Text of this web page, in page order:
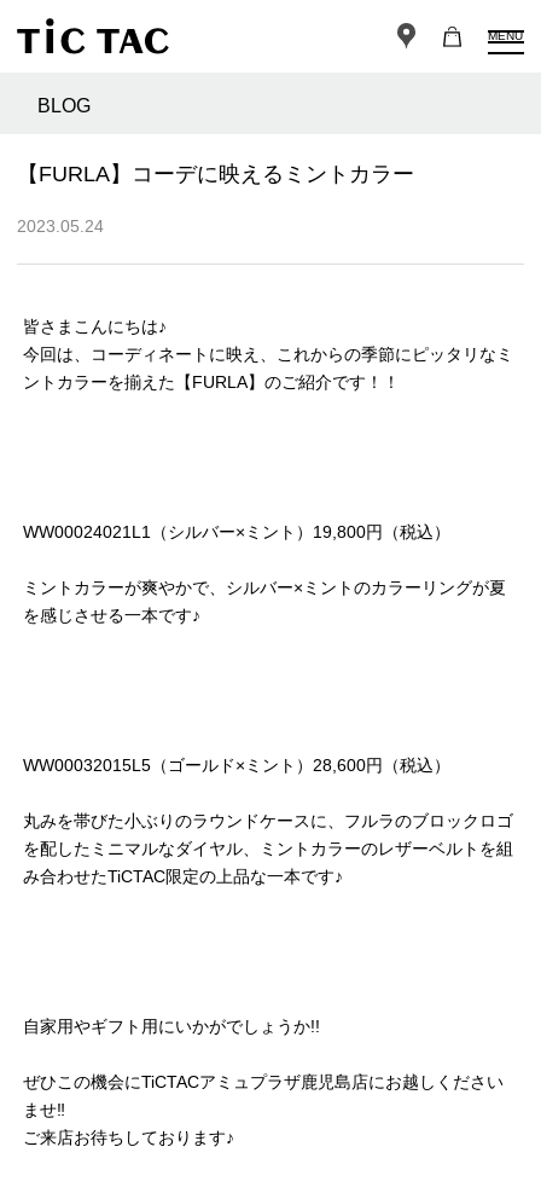
MENU
BLOG
【FURLA】コーデに映えるミントカラー
2023.05.24
皆さまこんにちは♪
今回は、コーディネートに映え、これからの季節にピッタリなミ
ントカラーを揃えた【FURLA】のご紹介です！！
WW00024021L1（シルバー×ミント）19,800円（税込）
ミントカラーが爽やかで、シルバー×ミントのカラーリングが夏
を感じさせる一本です♪
WW00032015L5（ゴールド×ミント）28,600円（税込）
丸みを帯びた小ぶりのラウンドケースに、フルラのブロックロゴ
を配したミニマルなダイヤル、ミントカラーのレザーベルトを組
み合わせたTiCTAC限定の上品な一本です♪
自家用やギフト用にいかがでしょうか!!
ぜひこの機会にTiCTACアミュプラザ鹿児島店にお越しください
ませ‼︎
ご来店お待ちしております♪